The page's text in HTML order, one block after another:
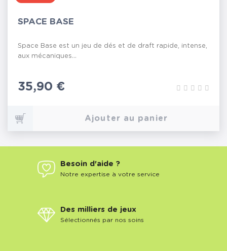
SPACE BASE
Space Base est un jeu de dés et de draft rapide, intense,
aux mécaniques...
Prix
35,90 €
Ajouter au panier
Besoin d'aide ?
Notre expertise à votre service
Des milliers de jeux
Sélectionnés par nos soins